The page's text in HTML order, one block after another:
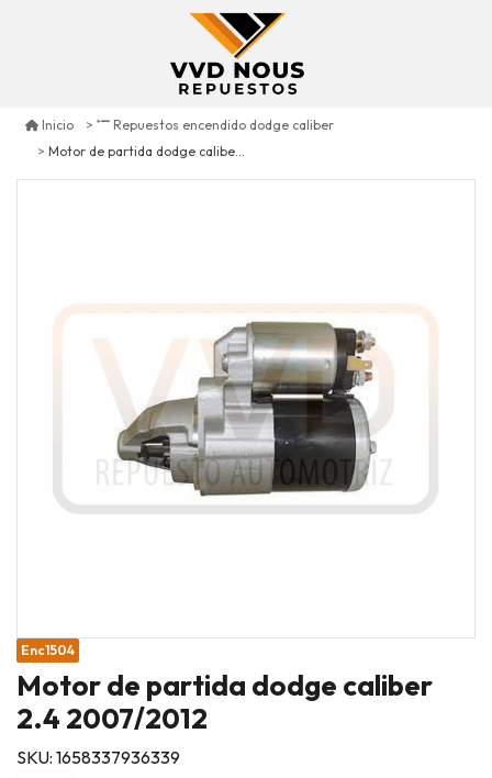
Inicio
Repuestos encendido dodge caliber
Motor de partida dodge caliber 2.4 2007/2012
Enc1504
Motor de partida dodge caliber
2.4 2007/2012
SKU: 1658337936339